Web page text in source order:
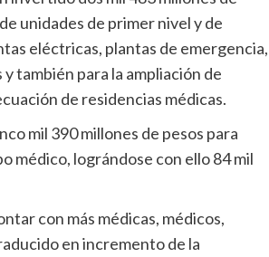
unidades de primer nivel y de
eléctricas, plantas de emergencia,
también para la ampliación de
de residencias médicas.
mil 390 millones de pesos para
médico, lográndose con ello 84 mil
con más médicas, médicos,
en incremento de la